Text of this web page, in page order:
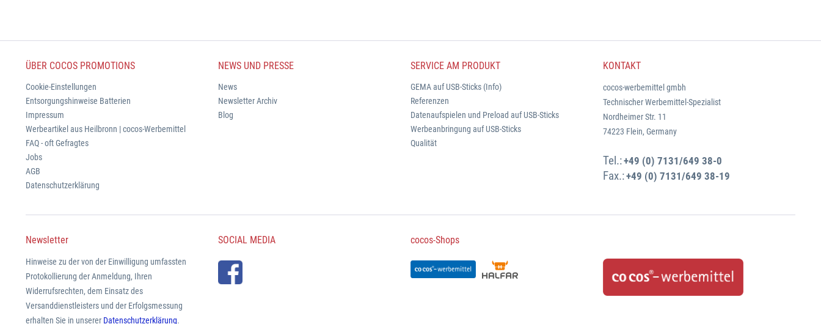
ÜBER COCOS PROMOTIONS
Cookie-Einstellungen
Entsorgungshinweise Batterien
Impressum
Werbeartikel aus Heilbronn | cocos-Werbemittel
FAQ - oft Gefragtes
Jobs
AGB
Datenschutzerklärung
NEWS UND PRESSE
News
Newsletter Archiv
Blog
SERVICE AM PRODUKT
GEMA auf USB-Sticks (Info)
Referenzen
Datenaufspielen und Preload auf USB-Sticks
Werbeanbringung auf USB-Sticks
Qualität
KONTAKT
cocos-werbemittel gmbh
Technischer Werbemittel-Spezialist
Nordheimer Str. 11
74223 Flein, Germany
Tel.:+49 (0) 7131/649 38-0
Fax.:+49 (0) 7131/649 38-19
Newsletter
Hinweise zu der von der Einwilligung umfassten
Protokollierung der Anmeldung, Ihren
Widerrufsrechten, dem Einsatz des
Versanddienstleisters und der Erfolgsmessung
erhalten Sie in unserer Datenschutzerklärung.
SOCIAL MEDIA cocos-Shops